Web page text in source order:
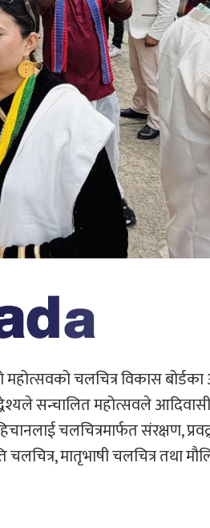
चलचित्र विकास बोर्डका
सन्चालित महोत्सवले
चलचित्रमार्फत संरक्षण,
मातृभाषी चलचित्र तथा